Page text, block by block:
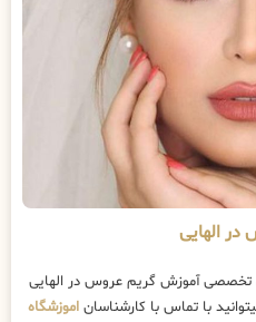
الهایی
آموزش گریم عروس در الهایی
با تماس با کارشناسان اموزشگاه